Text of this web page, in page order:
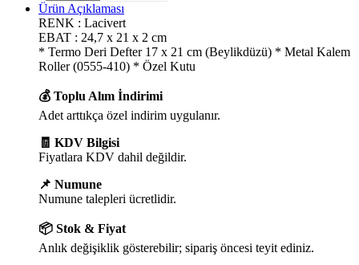
Ürün Açıklaması
RENK : Lacivert
EBAT : 24,7 x 21 x 2 cm
* Termo Deri Defter 17 x 21 cm (Beylikdüzü) * Metal Kalem
Roller (0555-410) * Özel Kutu
💰 Toplu Alım İndirimi
Adet arttıkça özel indirim uygulanır.
🧾 KDV Bilgisi
Fiyatlara KDV dahil değildir.
📌 Numune
Numune talepleri ücretlidir.
📦 Stok & Fiyat
Anlık değişiklik gösterebilir; sipariş öncesi teyit ediniz.